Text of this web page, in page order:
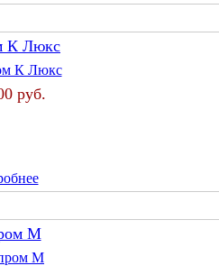
К Люкс
руб.
М